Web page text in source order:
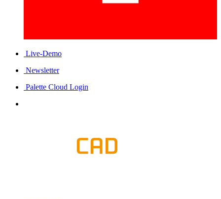
Live-Demo
Newsletter
Palette Cloud Login